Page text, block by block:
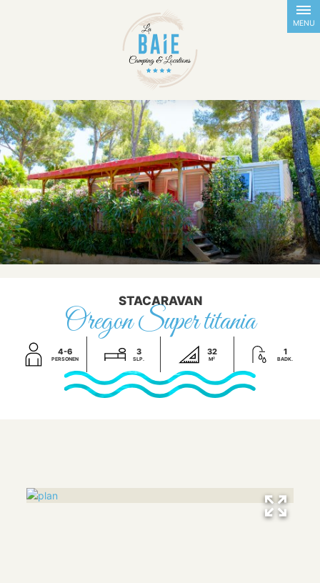
MENU
DE
STACARAVAN
Oregon Super titania
4-6
PERSONEN
3
SLP.
32
M²
1
BADK.